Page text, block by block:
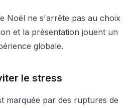
Noël ne s'arrête pas au choix
et la présentation jouent un
globale.
le stress
marquée par des ruptures de